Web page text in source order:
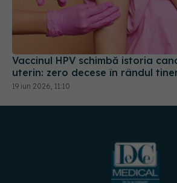
Vaccinul HPV schimbă istoria
uterin: zero decese în rândul
19 iun 2026, 11:10